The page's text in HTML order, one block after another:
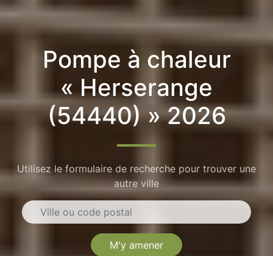
Pompe à chaleur
« Herserange
(54440) » 2026
Utilisez le formulaire de recherche pour trouver une
autre ville
M'y amener